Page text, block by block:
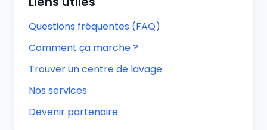
Questions fréquentes (FAQ)
Comment ça marche ?
Trouver un centre de lavage
Nos services
Devenir partenaire